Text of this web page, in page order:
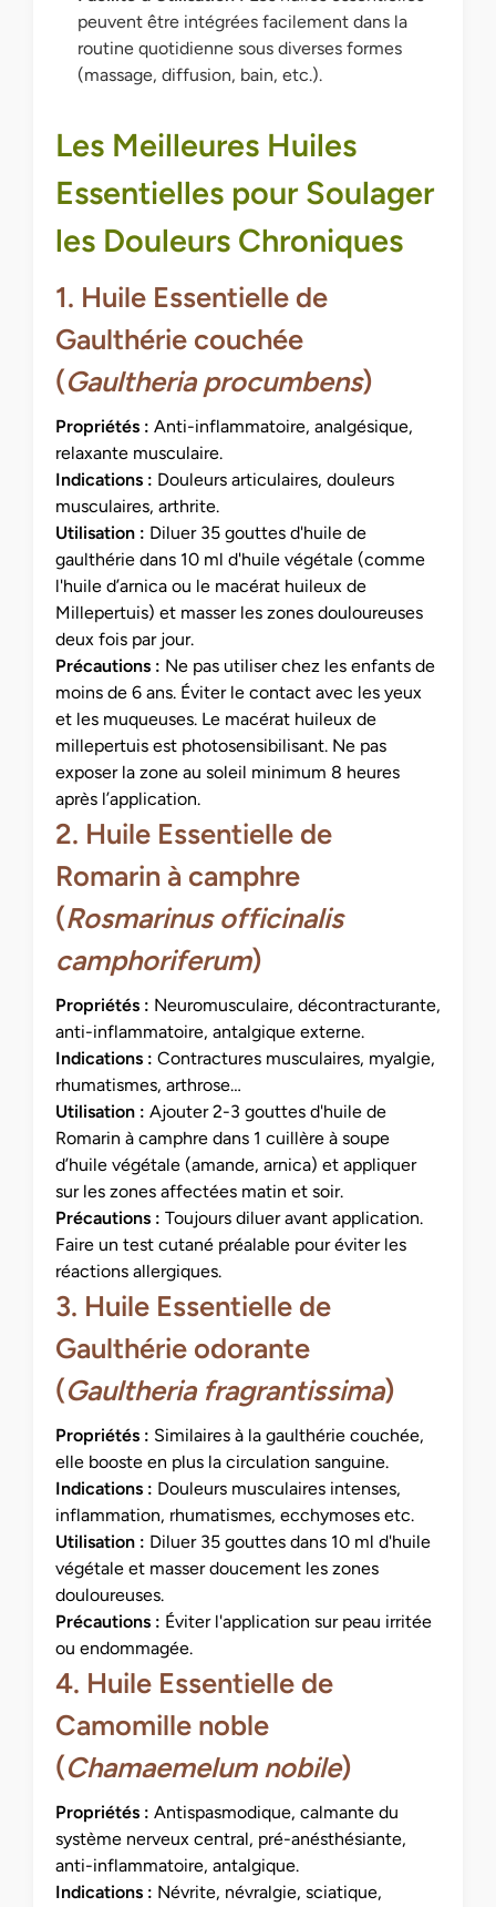
peuvent être intégrées facilement dans la
routine quotidienne sous diverses formes
(massage, diffusion, bain, etc.).
Les Meilleures Huiles
Essentielles pour Soulager
les Douleurs Chroniques
1. Huile Essentielle de
Gaulthérie couchée
(Gaultheria procumbens)
Propriétés : Anti-inflammatoire, analgésique,
relaxante musculaire.
Indications : Douleurs articulaires, douleurs
musculaires, arthrite.
Utilisation : Diluer 35 gouttes d'huile de
gaulthérie dans 10 ml d'huile végétale (comme
l'huile d’arnica ou le macérat huileux de
Millepertuis) et masser les zones douloureuses
deux fois par jour.
Précautions : Ne pas utiliser chez les enfants de
moins de 6 ans. Éviter le contact avec les yeux
et les muqueuses. Le macérat huileux de
millepertuis est photosensibilisant. Ne pas
exposer la zone au soleil minimum 8 heures
après l’application.
2. Huile Essentielle de
Romarin à camphre
(Rosmarinus officinalis
camphoriferum)
Propriétés : Neuromusculaire, décontracturante,
anti-inflammatoire, antalgique externe.
Indications : Contractures musculaires, myalgie,
rhumatismes, arthrose…
Utilisation : Ajouter 2-3 gouttes d'huile de
Romarin à camphre dans 1 cuillère à soupe
d’huile végétale (amande, arnica) et appliquer
sur les zones affectées matin et soir.
Précautions : Toujours diluer avant application.
Faire un test cutané préalable pour éviter les
réactions allergiques.
3. Huile Essentielle de
Gaulthérie odorante
(Gaultheria fragrantissima)
Propriétés : Similaires à la gaulthérie couchée,
elle booste en plus la circulation sanguine.
Indications : Douleurs musculaires intenses,
inflammation, rhumatismes, ecchymoses etc.
Utilisation : Diluer 35 gouttes dans 10 ml d'huile
végétale et masser doucement les zones
douloureuses.
Précautions : Éviter l'application sur peau irritée
ou endommagée.
4. Huile Essentielle de
Camomille noble
(Chamaemelum nobile)
Propriétés : Antispasmodique, calmante du
système nerveux central, pré-anésthésiante,
anti-inflammatoire, antalgique.
Indications : Névrite, névralgie, sciatique,